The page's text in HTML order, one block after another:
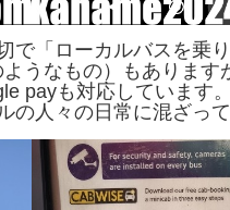
で「ローカルバスを乗
うなもの）もありま
payも対応しています。
の人々の日常に混ざっ